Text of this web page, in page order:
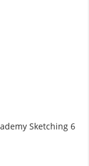
Sketching 6